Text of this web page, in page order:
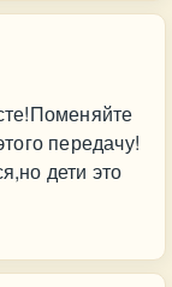
передачу!
дети это